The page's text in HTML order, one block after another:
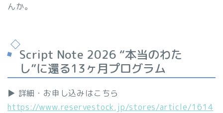
んか。
Script Note 2026 “本当のわた
し”に還る13ヶ月プログラム
▶ 詳細・お申し込みはこちら
https://www.reservestock.jp/stores/article/1614